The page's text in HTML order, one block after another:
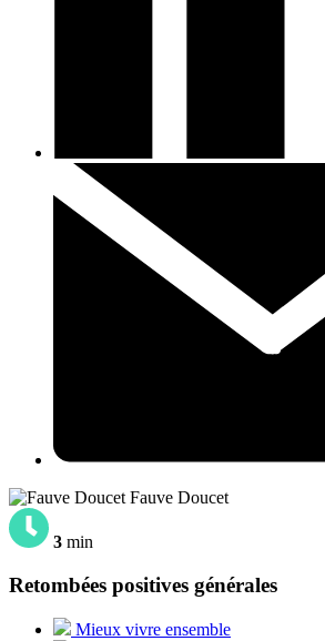
Fauve Doucet
3 min
Retombées positives générales
Mieux vivre ensemble